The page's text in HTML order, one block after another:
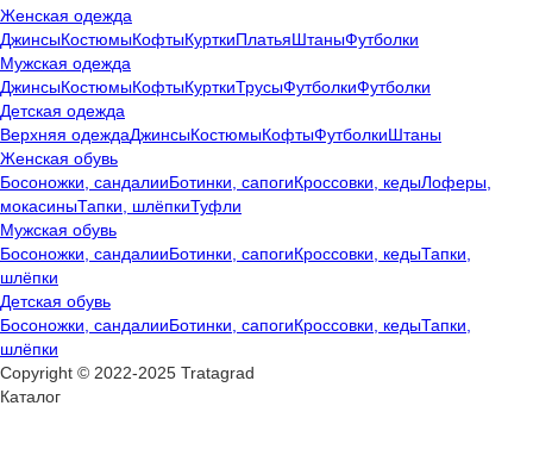
Женская одежда
ДжинсыКостюмыКофтыКурткиПлатьяШтаныФутболки
Мужская одежда
ДжинсыКостюмыКофтыКурткиТрусыФутболкиФутболки
Детская одежда
Верхняя одеждаДжинсыКостюмыКофтыФутболкиШтаны
Женская обувь
Босоножки, сандалииБотинки, сапогиКроссовки, кедыЛоферы,
мокасиныТапки, шлёпкиТуфли
Мужская обувь
Босоножки, сандалииБотинки, сапогиКроссовки, кедыТапки,
шлёпки
Детская обувь
Босоножки, сандалииБотинки, сапогиКроссовки, кедыТапки,
шлёпки
Copyright © 2022-2025 Tratagrad
Каталог